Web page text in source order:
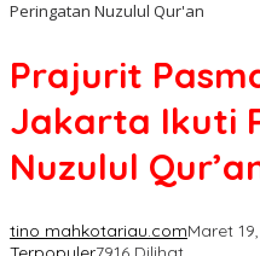
Peringatan Nuzulul Qur'an
Prajurit
Jakarta Ikuti
Nuzulul
tino mahkotariau.comMaret